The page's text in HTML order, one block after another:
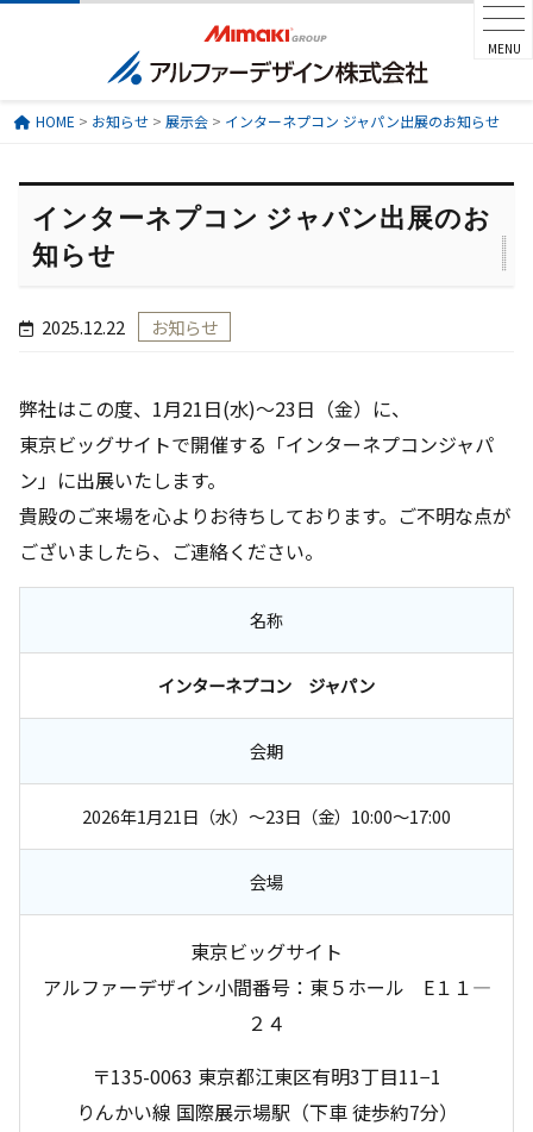
MENU
HOME > お知らせ> 展示会> インターネプコン ジャパン出展のお知らせ
インターネプコン ジャパン出展のお
知らせ
2025.12.22 お知らせ
弊社はこの度、1月21日(水)～23日（金）に、
東京ビッグサイトで開催する「インターネプコンジャパ
ン」に出展いたします。
貴殿のご来場を心よりお待ちしております。ご不明な点が
ございましたら、ご連絡ください。
名称
インターネプコン ジャパン
会期
2026年1月21日（水）～23日（金）10:00～17:00
会場
東京ビッグサイト
アルファーデザイン小間番号：東５ホール E１１―
２４
〒135-0063 東京都江東区有明3丁目11−1
りんかい線 国際展示場駅（下車 徒歩約7分）